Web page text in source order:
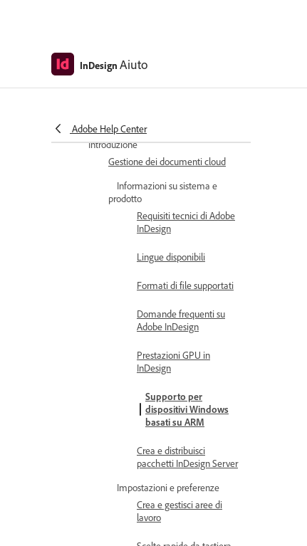
InDesign Aiuto
Adobe Help Center
Panoramica di Adobe InDesign
Introduzione
Gestione dei documenti cloud
Informazioni su sistema e
prodotto
Requisiti tecnici di Adobe
InDesign
Lingue disponibili
Formati di file supportati
Domande frequenti su
Adobe InDesign
Prestazioni GPU in
InDesign
Supporto per
dispositivi Windows
basati su ARM
Crea e distribuisci
pacchetti InDesign Server
Impostazioni e preferenze
Crea e gestisci aree di
lavoro